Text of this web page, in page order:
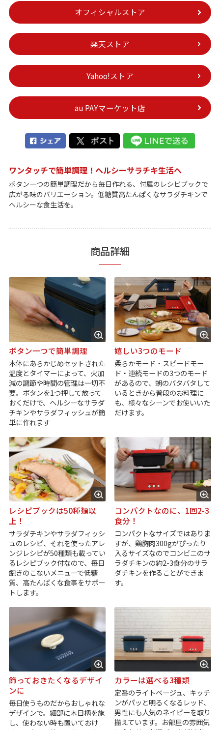
オフィシャルストア
楽天ストア
Yahoo!ストア
au PAYマーケット店
ワンタッチで簡単調理！ヘルシーサラチキ生活へ
ボタン一つの簡単調理だから毎日作れる、付属のレシピブックで
広がる味のバリエーション。低糖質高たんぱくなサラダチキンで
ヘルシーな食生活を。
商品詳細
ボタン一つで簡単調理
本体にあらかじめセットされた
温度とタイマーによって、火加
減の調節や時間の管理は一切不
要。ボタンを1つ押して放って
おくだけで、ヘルシーなサラダ
チキンやサラダフィッシュが簡
単に作れます
嬉しい3つのモード
柔らかモード・スピードモー
ド・連続モードの3つのモード
があるので、朝のバタバタして
いるときから普段のお料理に
も、様々なシーンでお使いいた
だけます。
レシピブックは50種類以
上！
サラダチキンやサラダフィッシ
ュのレシピ、それを使ったアレ
ンジレシピが50種類も載ってい
るレシピブック付なので、毎日
飽きのこないメニューで低糖
質、高たんぱくな食事をサポー
トします。
コンパクトなのに、1回2-3
食分！
コンパクトなサイズではありま
すが、鶏胸肉300gがぴったり
入るサイズなのでコンビニのサ
ラダチキンの約2-3食分のサラ
ダチキンを作ることができま
す。
飾っておきたくなるデザイ
ンに
毎日使うものだからおしゃれな
デザインで。細部に木目柄を施
し、使わない時も置いておけ
カラーは選べる3種類
定番のライトベージュ、キッチ
ンがパッと明るくなるレッド、
男性にも人気のネイビーを取り
揃えています。お部屋の雰囲気